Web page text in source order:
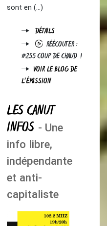
sont en (…)
DÉTAILS
RÉÉCOUTER :
#255 COUP DE CHAUD !
VOIR LE BLOG DE
L'ÉMISSION
LES CANUT
INFOS - Une
info libre,
indépendante
et anti-
capitaliste